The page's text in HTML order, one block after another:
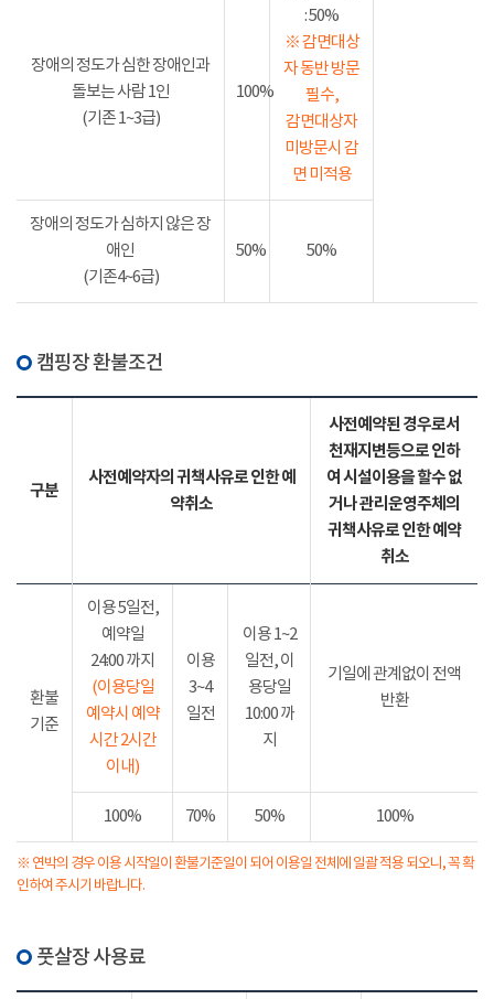
: 50%
※ 감면대상
자 동반 방문
필수,
감면대상자
미방문시 감
면 미적용
장애의 정도가 심한 장애인과
돌보는 사람 1인
(기존 1~3급)
100%
장애의 정도가 심하지 않은 장
애인
(기존4~6급)
50% 50%
캠핑장 환불조건
구분
사전예약자의 귀책사유로 인한 예
약취소
사전예약된 경우로서
천재지변등으로 인하
여 시설이용을 할수 없
거나 관리운영주체의
귀책사유로 인한 예약
취소
환불
기준
이용 5일전,
예약일
24:00 까지
(이용당일
예약시 예약
시간 2시간
이내)
이용
3~4
일전
이용 1~2
일전, 이
용당일
10:00 까
지
기일에 관계없이 전액
반환
100% 70% 50% 100%
※ 연박의 경우 이용 시작일이 환불기준일이 되어 이용일 전체에 일괄 적용 되오니, 꼭 확
인하여 주시기 바랍니다.
풋살장 사용료